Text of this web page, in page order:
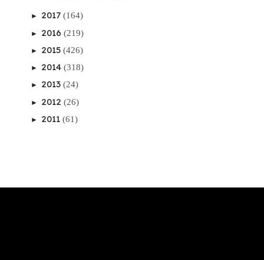
► 2017 (164)
► 2016 (219)
► 2015 (426)
► 2014 (318)
► 2013 (24)
► 2012 (26)
► 2011 (61)